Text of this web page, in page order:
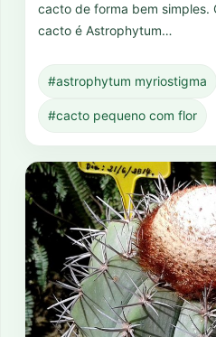
cacto de forma bem simples.
cacto é Astrophytum…
#astrophytum myriostigma
#cacto pequeno com flor